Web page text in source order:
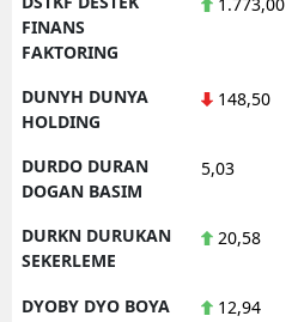
FINANS
FAKTORING
DUNYH DUNYA
HOLDING
148,50
DURDO DURAN
DOGAN BASIM
5,03
DURKN DURUKAN
SEKERLEME
20,58
DYOBY DYO BOYA 12,94